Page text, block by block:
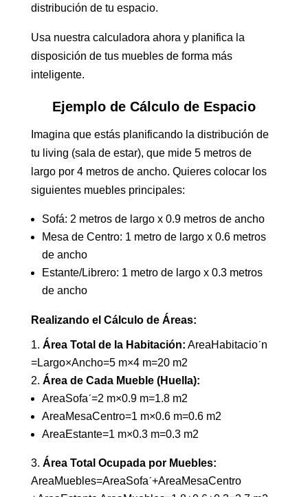
distribución de tu espacio.
Usa nuestra calculadora ahora y planifica la
disposición de tus muebles de forma más
inteligente.
Ejemplo de Cálculo de Espacio
Imagina que estás planificando la distribución de
tu living (sala de estar), que mide 5 metros de
largo por 4 metros de ancho. Quieres colocar los
siguientes muebles principales:
Sofá: 2 metros de largo x 0.9 metros de ancho
Mesa de Centro: 1 metro de largo x 0.6 metros
de ancho
Estante/Librero: 1 metro de largo x 0.3 metros
de ancho
Realizando el Cálculo de Áreas:
Área Total de la Habitación: AreaHabitacioˊn​
=Largo×Ancho=5 m×4 m=20 m2
Área de Cada Mueble (Huella):
AreaSofaˊ​=2 m×0.9 m=1.8 m2
AreaMesaCentro​=1 m×0.6 m=0.6 m2
AreaEstante​=1 m×0.3 m=0.3 m2
Área Total Ocupada por Muebles:
AreaMuebles​=AreaSofaˊ​+AreaMesaCentro​